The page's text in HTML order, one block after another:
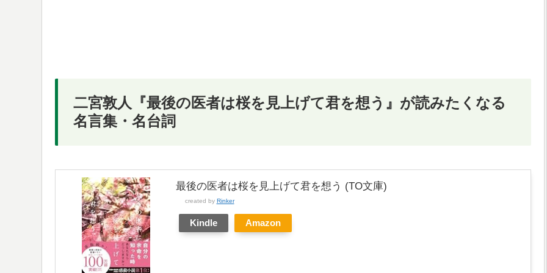
二宮敦人『最後の医者は桜を見上げて君を想う』が読みたくなる
名言集・名台詞
最後の医者は桜を見上げて君を想う (TO文庫)
created by Rinker
Kindle Amazon